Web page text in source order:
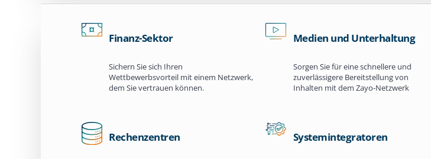
Finanz-Sektor
Sichern Sie sich Ihren
Wettbewerbsvorteil mit einem Netzwerk,
dem Sie vertrauen können.
Medien und Unterhaltung
Sorgen Sie für eine schnellere und
zuverlässigere Bereitstellung von
Inhalten mit dem Zayo-Netzwerk
Rechenzentren Systemintegratoren